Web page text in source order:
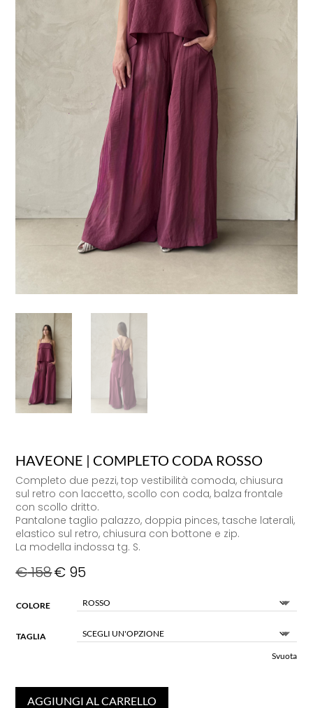
HAVEONE | COMPLETO CODA ROSSO
Completo due pezzi, top vestibilità comoda, chiusura
sul retro con laccetto, scollo con coda, balza frontale
con scollo dritto.
Pantalone taglio palazzo, doppia pinces, tasche laterali,
elastico sul retro, chiusura con bottone e zip.
La modella indossa tg. S.
€158€ 95
COLORE
TAGLIA
Svuota
AGGIUNGI AL CARRELLO